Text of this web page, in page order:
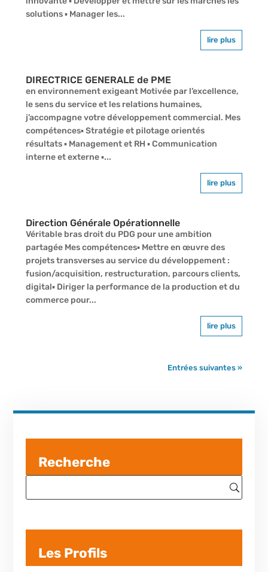
solutions ▪ Manager les...
lire plus
DIRECTRICE GENERALE de PME
en environnement exigeant Motivée par l’excellence,
le sens du service et les relations humaines,
j’accompagne votre développement commercial. Mes
compétences▪ Stratégie et pilotage orientés
résultats ▪ Management et RH ▪ Communication
interne et externe ▪...
lire plus
Direction Générale Opérationnelle
Véritable bras droit du PDG pour une ambition
partagée Mes compétences▪ Mettre en œuvre des
projets transverses au service du développement :
fusion/acquisition, restructuration, parcours clients,
digital▪ Diriger la performance de la production et du
commerce pour...
lire plus
Entrées suivantes »
Recherche
Les Profils